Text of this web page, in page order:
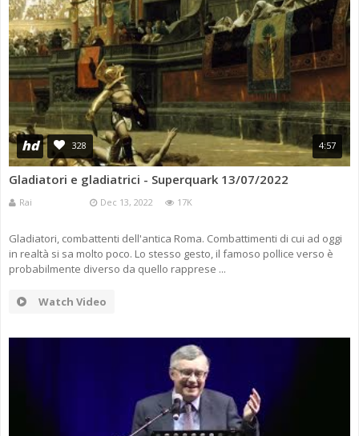
hd 328 4:57
Gladiatori e gladiatrici - Superquark 13/07/2022
Rai Dec 13, 2022 17K
Gladiatori, combattenti dell'antica Roma. Combattimenti di cui ad oggi
in realtà si sa molto poco. Lo stesso gesto, il famoso pollice verso è
probabilmente diverso da quello rapprese ...
Watch Video